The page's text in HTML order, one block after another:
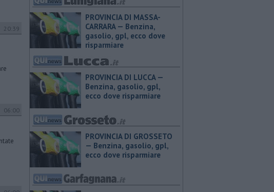
20:39
06:00
PROVINCIA DI MASSA-
CARRARA — ​Benzina,
gasolio, gpl, ecco dove
risparmiare
PROVINCIA DI LUCCA — ​
Benzina, gasolio, gpl,
ecco dove risparmiare
PROVINCIA DI GROSSETO
— ​Benzina, gasolio, gpl,
ecco dove risparmiare